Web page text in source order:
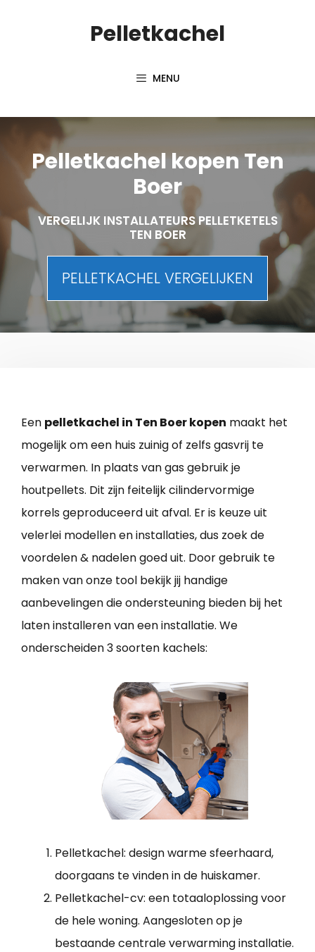
Pelletkachel
MENU
Pelletkachel kopen Ten
Boer
VERGELIJK INSTALLATEURS PELLETKETELS
TEN BOER
PELLETKACHEL VERGELIJKEN
Een pelletkachel in Ten Boer kopen maakt het
mogelijk om een huis zuinig of zelfs gasvrij te
verwarmen. In plaats van gas gebruik je
houtpellets. Dit zijn feitelijk cilindervormige
korrels geproduceerd uit afval. Er is keuze uit
velerlei modellen en installaties, dus zoek de
voordelen & nadelen goed uit. Door gebruik te
maken van onze tool bekijk jij handige
aanbevelingen die ondersteuning bieden bij het
laten installeren van een installatie. We
onderscheiden 3 soorten kachels:
Pelletkachel: design warme sfeerhaard,
doorgaans te vinden in de huiskamer.
Pelletkachel-cv: een totaaloplossing voor
de hele woning. Aangesloten op je
bestaande centrale verwarming installatie.